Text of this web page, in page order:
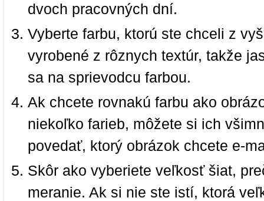
dvoch pracovných dní.
Vyberte farbu, ktorú ste chceli z
vyrobené z rôznych textúr, takže
sa na sprievodcu farbou.
Ak chcete rovnakú farbu ako
niekoľko farieb, môžete si ich
povedať, ktorý obrázok chcete e-
Skôr ako vyberiete veľkosť šiat,
meranie. Ak si nie ste istí, ktorá